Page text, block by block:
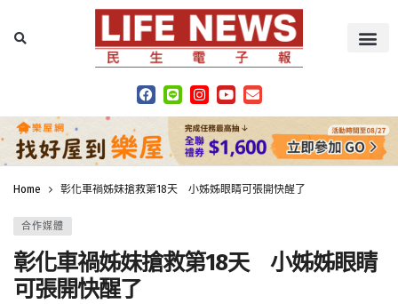
Home 彰化車禍姊妹搶救第18天 小姊姊眼睛可張開快醒了
合作媒體
彰化車禍姊妹搶救第18天 小姊姊眼睛
可張開快醒了